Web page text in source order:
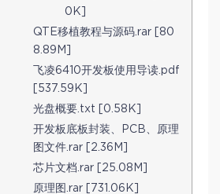
0K]
QTE移植教程与源码.rar [80
8.89M]
飞凌6410开发板使用导读.pdf
[537.59K]
光盘概要.txt [0.58K]
开发板底板封装、PCB、原理
图文件.rar [2.36M]
芯片文档.rar [25.08M]
原理图.rar [731.06K]